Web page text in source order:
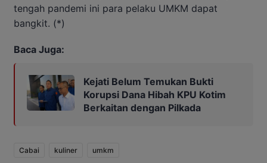
tengah pandemi ini para pelaku UMKM dapat
bangkit. (*)
Baca Juga:
Kejati Belum Temukan Bukti
Korupsi Dana Hibah KPU Kotim
Berkaitan dengan Pilkada
Cabai kuliner umkm